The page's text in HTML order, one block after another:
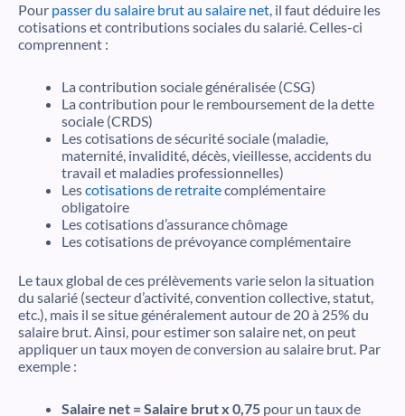
Pour passer du salaire brut au salaire net, il faut déduire les
cotisations et contributions sociales du salarié. Celles-ci
comprennent :
La contribution sociale généralisée (CSG)
La contribution pour le remboursement de la dette
sociale (CRDS)
Les cotisations de sécurité sociale (maladie,
maternité, invalidité, décès, vieillesse, accidents du
travail et maladies professionnelles)
Lescotisations de retraitecomplémentaire
obligatoire
Les cotisations d’assurance chômage
Les cotisations de prévoyance complémentaire
Le taux global de ces prélèvements varie selon la situation
du salarié (secteur d’activité, convention collective, statut,
etc.), mais il se situe généralement autour de 20 à 25% du
salaire brut. Ainsi, pour estimer son salaire net, on peut
appliquer un taux moyen de conversion au salaire brut. Par
exemple :
Salaire net = Salaire brut x 0,75 pour un taux de